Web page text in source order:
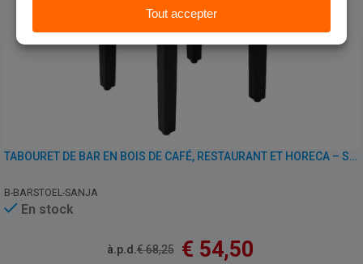
TABOURET DE BAR EN BOIS DE CAFÉ, RESTAURANT ET HORECA – SANJA – SIMILI CUIR
B-BARSTOEL-SANJA
En stock
à.p.d.€68,25 € 54,50